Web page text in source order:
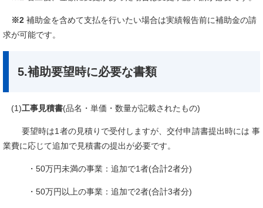
※2 補助金を含めて支払を行いたい場合は実績報告前に補助金の請
求が可能です。
5.補助要望時に必要な書類
(1)工事見積書(品名・単価・数量が記載されたもの)
要望時は1者の見積りで受付しますが、交付申請書提出時には 事
業費に応じて追加で見積書の提出が必要です。
・50万円未満の事業：追加で1者(合計2者分)
・50万円以上の事業：追加で2者(合計3者分)